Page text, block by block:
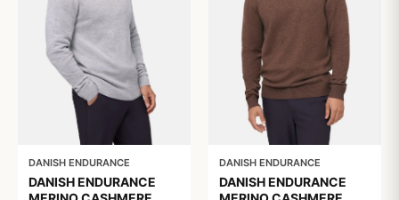
DANISH ENDURANCE
DANISH ENDURANCE
DANISH ENDURANCE
DANISH ENDURANCE